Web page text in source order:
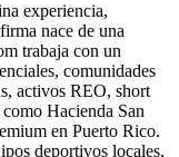
experiencia,
nace de una
trabaja con un
comunidades
activos REO, short
Hacienda San
en Puerto Rico.
deportivos locales,